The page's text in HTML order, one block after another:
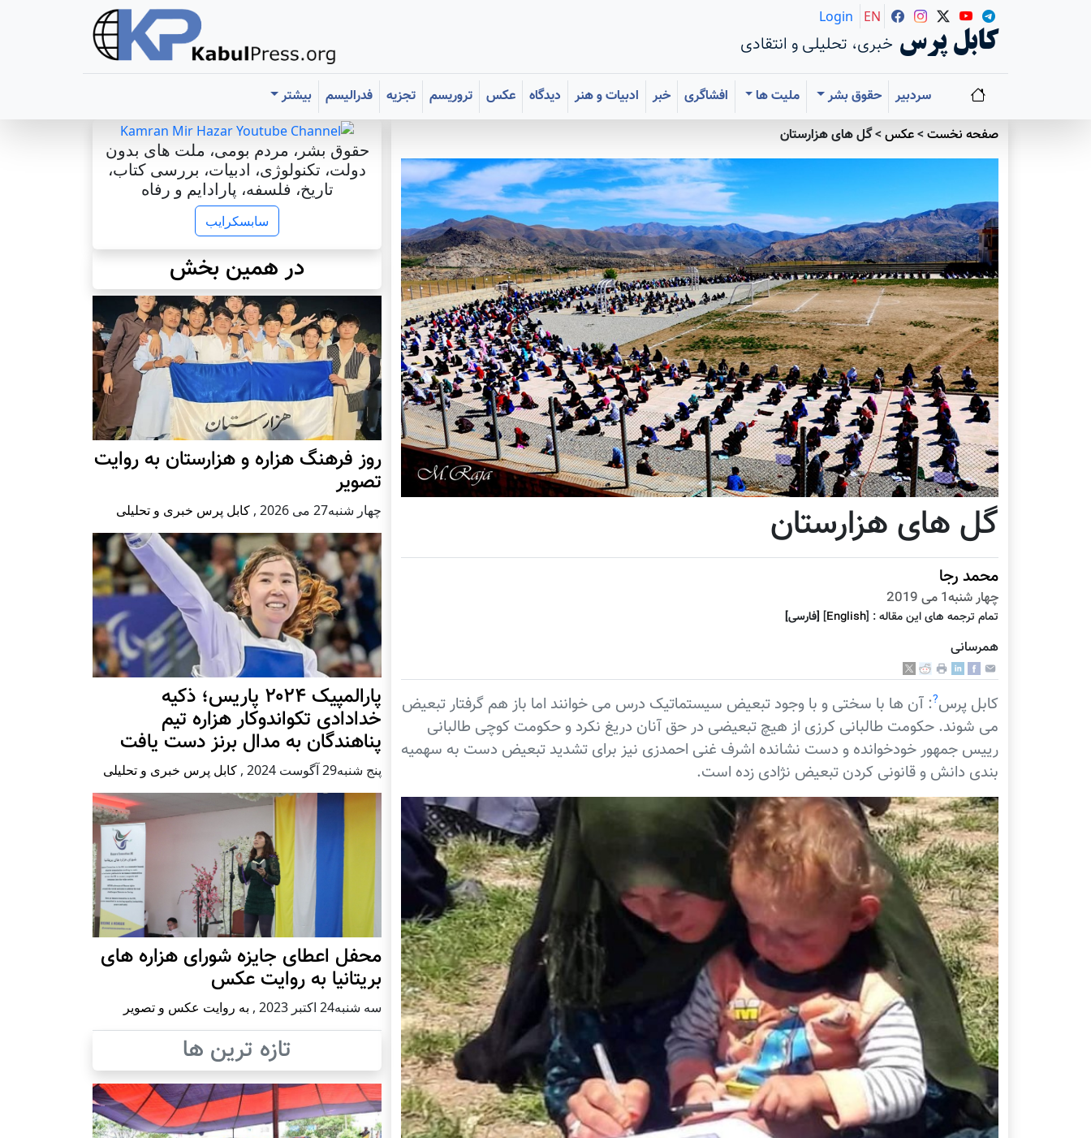
کابل پرس خبری، تحلیلی و انتقادی
Login EN
سردبیر حقوق بشر ملیت ها افشاگری خبر ادبیات و هنر دیدگاه عکس تروریسم تجزیه فدرالیسم
بیشتر
صفحه نخست>عکس>گل های هزارستان
گل های هزارستان
محمد رجا
چهار شنبه1 می 2019
تمام ترجمه هاى اين مقاله : [English] [فارسى]
همرسانی
کابل پرس?: آن ها با سختی و با وجود تبعیض سیستماتیک درس می خوانند اما باز هم گرفتار تبعیض
می شوند. حکومت طالبانی کرزی از هیچ تبعیضی در حق آنان دریغ نکرد و حکومت کوچی طالبانی
رییس جمهور خودخوانده و دست نشانده اشرف غنی احمدزی نیز برای تشدید تبعیض دست به سهمیه
بندی دانش و قانونی کردن تبعیض نژادی زده است.
حقوق بشر، مردم بومی، ملت های بدون
دولت، تکنولوژی، ادبیات، بررسی کتاب،
تاریخ، فلسفه، پارادایم و رفاه
سابسکرایب
در همین بخش
روز فرهنگ هزاره و هزارستان به روایت
تصویر
چهار شنبه27 می 2026 , کابل پرس خبری و تحلیلی
پارالمپیک ۲۰۲۴ پاریس؛ ذکیه
خدادادی تکواندوکار هزاره تیم
پناهندگان به مدال برنز دست یافت
پنج شنبه29 آگوست 2024 , کابل پرس خبری و تحلیلی
محفل اعطای جایزه شورای هزاره های
بریتانیا به روایت عکس
سه شنبه24 اكتبر 2023 , به روایت عکس و تصویر
تازه ترین ها